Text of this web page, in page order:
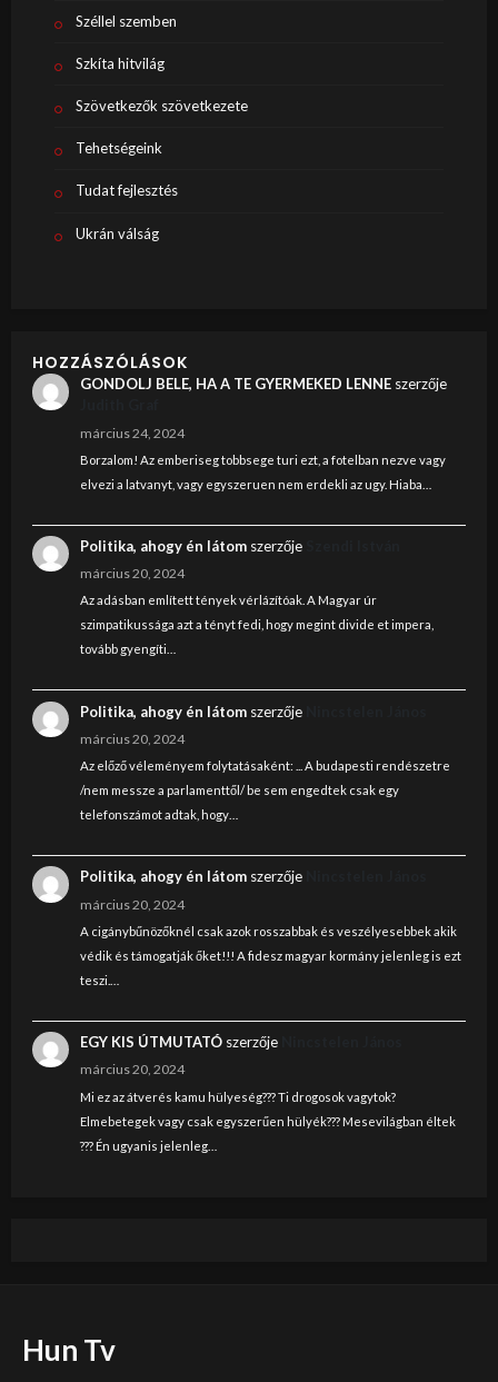
Széllel szemben
Szkíta hitvilág
Szövetkezők szövetkezete
Tehetségeink
Tudat fejlesztés
Ukrán válság
HOZZÁSZÓLÁSOK
GONDOLJ BELE, HA A TE GYERMEKED LENNEszerzője
március 24, 2024
Borzalom! Az emberiseg tobbsege turi ezt, a fotelban nezve vagy
elvezi a latvanyt, vagy egyszeruen nem erdekli az ugy. Hiaba…
Politika, ahogy én látomszerzője
március 20, 2024
Az adásban említett tények vérlázítóak. A Magyar úr
szimpatikussága azt a tényt fedi, hogy megint divide et impera,
tovább gyengíti…
Politika, ahogy én látomszerzője
március 20, 2024
Az előző véleményem folytatásaként: ... A budapesti rendészetre
/nem messze a parlamenttől/ be sem engedtek csak egy
telefonszámot adtak, hogy…
Politika, ahogy én látomszerzője
március 20, 2024
A cigánybűnözőknél csak azok rosszabbak és veszélyesebbek akik
védik és támogatják őket!!! A fidesz magyar kormány jelenleg is ezt
teszi.…
EGY KIS ÚTMUTATÓszerzője
március 20, 2024
Mi ez az átverés kamu hülyeség??? Ti drogosok vagytok?
Elmebetegek vagy csak egyszerűen hülyék??? Mesevilágban éltek
??? Én ugyanis jelenleg…
Hun Tv